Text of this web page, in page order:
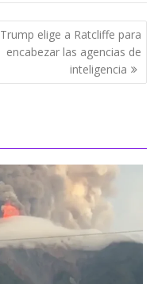
Trump elige a Ratcliffe para
encabezar las agencias de
inteligencia